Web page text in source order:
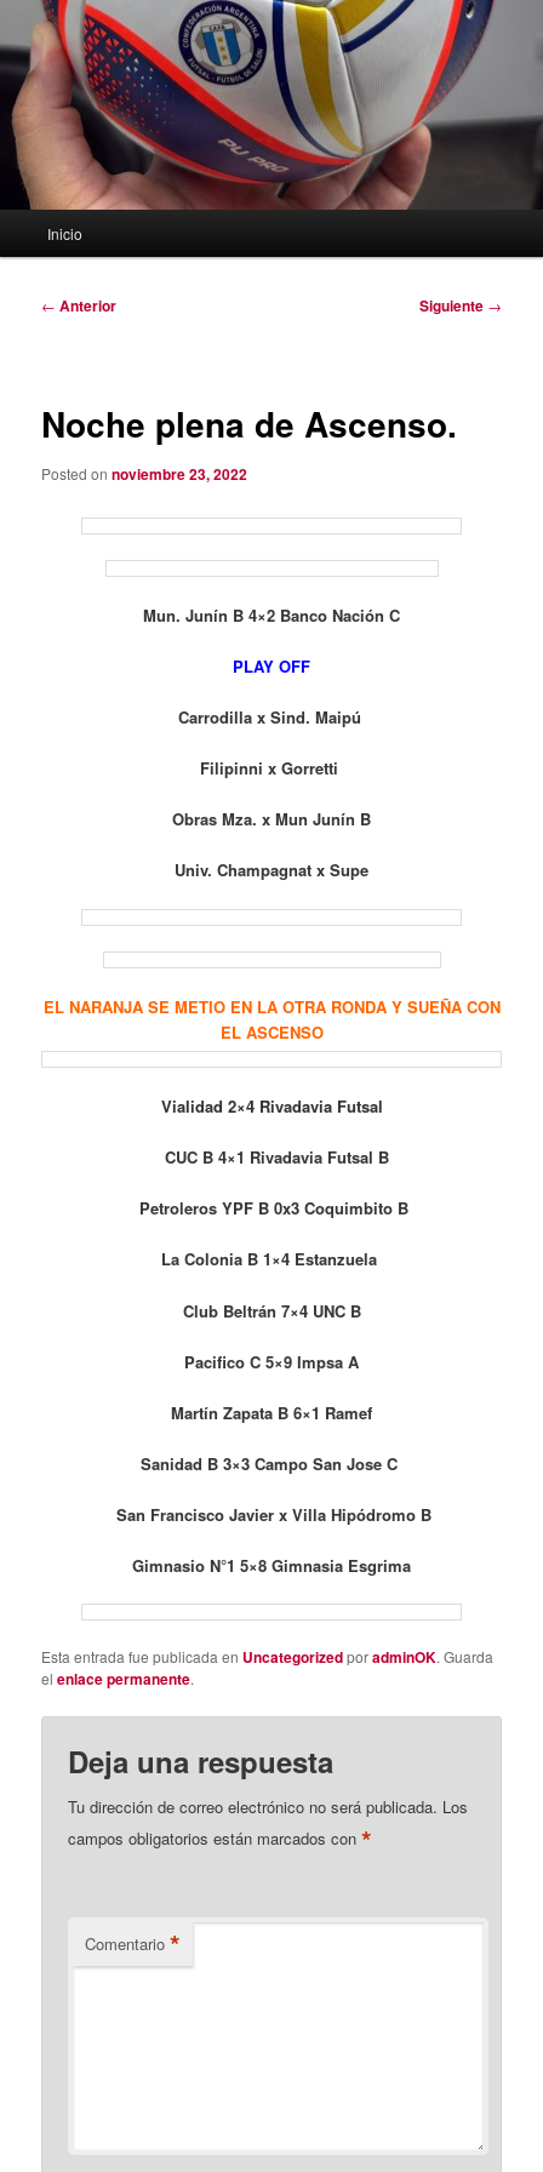
Inicio
Navegación
← Anterior Siguiente →
Noche plena de Ascenso.
Posted onnoviembre 23, 2022
Mun. Junín B 4×2 Banco Nación C
PLAY OFF
Carrodilla x Sind. Maipú
Filipinni x Gorretti
Obras Mza. x Mun Junín B
Univ. Champagnat x Supe
EL NARANJA SE METIO EN LA OTRA RONDA Y SUEÑA CON
EL ASCENSO
Vialidad 2×4 Rivadavia Futsal
CUC B 4×1 Rivadavia Futsal B
Petroleros YPF B 0x3 Coquimbito B
La Colonia B 1×4 Estanzuela
Club Beltrán 7×4 UNC B
Pacifico C 5×9 Impsa A
Martín Zapata B 6×1 Ramef
Sanidad B 3×3 Campo San Jose C
San Francisco Javier x Villa Hipódromo B
Gimnasio N°1 5×8 Gimnasia Esgrima
Esta entrada fue publicada en UncategorizedporadminOK. Guarda
elenlace permanente.
Deja una respuesta
Tu dirección de correo electrónico no será publicada. Los
campos obligatorios están marcados con*
Comentario *